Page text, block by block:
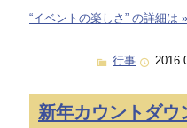
“イベントの楽しさ” の詳細は »
行事
新年カウントダウ